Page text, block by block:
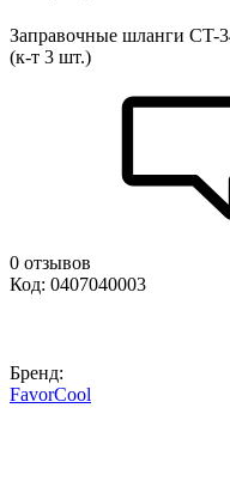
Заправочные шланги CT-
(к-т 3 шт.)
0 отзывов
Код: 0407040003
Бренд:
FavorCool